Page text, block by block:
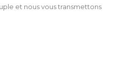
et nous vous transmettons